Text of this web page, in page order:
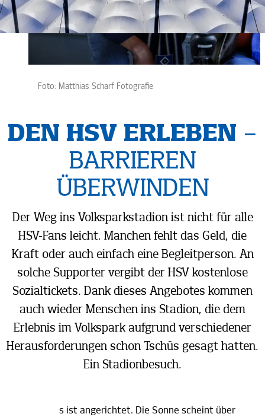
Foto: Matthias Scharf Fotografie
DEN HSV ERLEBEN –
BARRIEREN
ÜBERWINDEN
Der Weg ins Volksparkstadion ist nicht für alle
HSV-Fans leicht. Manchen fehlt das Geld, die
Kraft oder auch einfach eine Begleitperson. An
solche Supporter vergibt der HSV kostenlose
Sozialtickets. Dank dieses Angebotes kommen
auch wieder Menschen ins Stadion, die dem
Erlebnis im Volkspark aufgrund verschiedener
Herausforderungen schon Tschüs gesagt hatten.
Ein Stadionbesuch.
s ist angerichtet. Die Sonne scheint über